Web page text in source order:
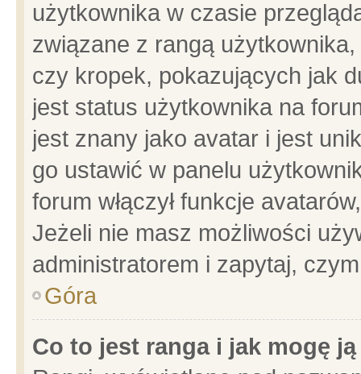
użytkownika w czasie
związane z rangą
czy kropek, pokazujących jak
jest status użytkownika na
jest znany jako avatar i jest
go ustawić w panelu
forum włączył funkcje
Jeżeli nie masz możliwości
administratorem i zapytaj,
Góra
Co to jest ranga i jak mogę